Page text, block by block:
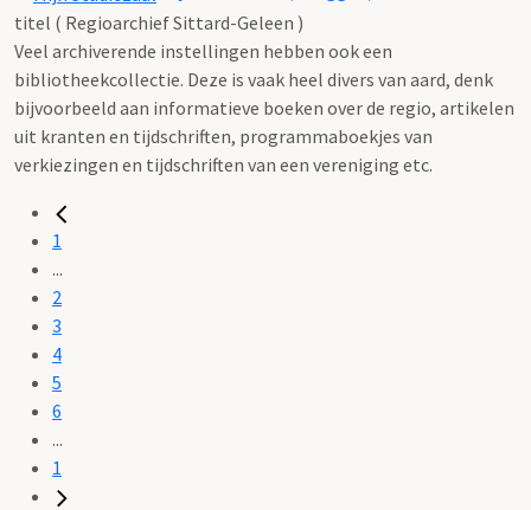
titel ( Regioarchief Sittard-Geleen )
Veel archiverende instellingen hebben ook een
bibliotheekcollectie. Deze is vaak heel divers van aard, denk
bijvoorbeeld aan informatieve boeken over de regio, artikelen
uit kranten en tijdschriften, programmaboekjes van
verkiezingen en tijdschriften van een vereniging etc.
1
...
2
3
4
5
6
...
1